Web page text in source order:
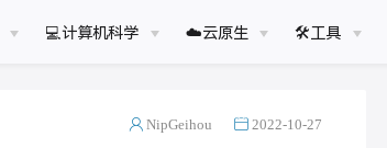
💻计算机科学 ☁️云原生 🛠工具
NipGeihou 2022-10-27